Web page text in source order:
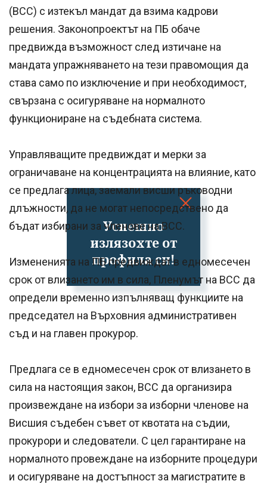
Успешно
излязохте от
профила си!
(ВСС) с изтекъл мандат да взима кадрови
решения. Законопроектът на ПБ обаче
предвижда възможност след изтичане на
мандата упражняването на тези правомощия да
става само по изключение и при необходимост,
свързана с осигуряване на нормалното
функциониране на съдебната система.
Управляващите предвиждат и мерки за
ограничаване на концентрацията на влияние, като
се предлага лица, заемали висши ръководни
длъжности, да не могат непосредствено да
бъдат избирани за членове на ВСС.
Измененията на ПБ предвиждат в едномесечен
срок от влизането им в сила, Пленумът на ВСС да
определи временно изпълняващ функциите на
председател на Върховния административен
съд и на главен прокурор.
Предлага се в едномесечен срок от влизането в
сила на настоящия закон, ВСС да организира
произвеждане на избори за изборни членове на
Висшия съдебен съвет от квотата на съдии,
прокурори и следователи. С цел гарантиране на
нормалното провеждане на изборните процедури
и осигуряване на достъпност за магистратите в